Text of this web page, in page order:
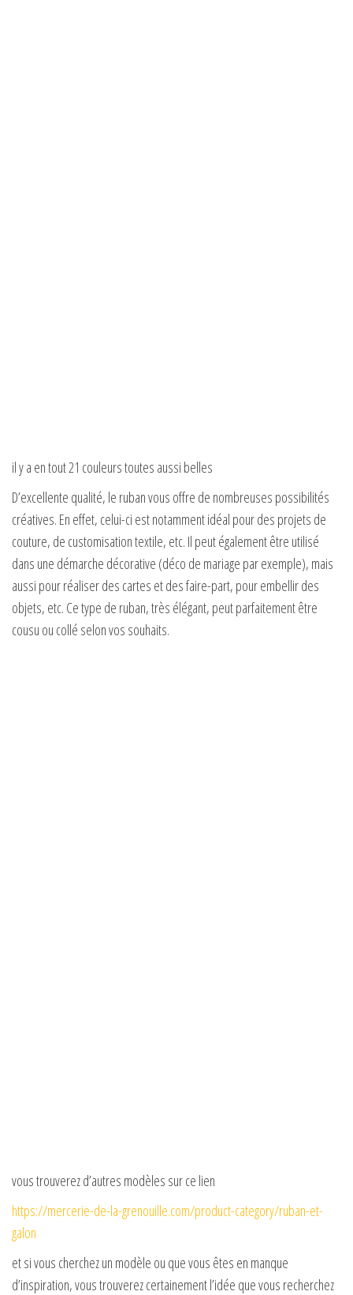
il y a en tout 21 couleurs toutes aussi belles
D’excellente qualité, le ruban vous offre de nombreuses possibilités
créatives. En effet, celui-ci est notamment idéal pour des projets de
couture, de customisation textile, etc. Il peut également être utilisé
dans une démarche décorative (déco de mariage par exemple), mais
aussi pour réaliser des cartes et des faire-part, pour embellir des
objets, etc. Ce type de ruban, très élégant, peut parfaitement être
cousu ou collé selon vos souhaits.
vous trouverez d’autres modèles sur ce lien
https://mercerie-de-la-grenouille.com/product-category/ruban-et-
galon
et si vous cherchez un modèle ou que vous êtes en manque
d’inspiration, vous trouverez certainement l’idée que vous recherchez